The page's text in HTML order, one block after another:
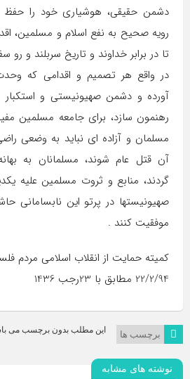
دشمن حقيقي، هوشياري خود را حفظ
رويه صحيح به نفع اسلام و مسلمين،
تا در برابر خداوند و تاريخ سربلند و رو
در واقع هر تصميم و اقدامي كه
آورده و دشمن صهيونيستي و
رهنمون سازد، براي جامعه مسلمين
مسلمان و آزاده اي نبايد به وضعي
آن قتل عام شوند، مسلمانان به
گردند، منابع و ثروت مسلمين عليه
صهيونيستها در پرتو اين نابساماني
موفقيت كنند .
كميته حمايت از انقلاب اسلامي مردم
22/2/94 مطابق با 23رجب 1436
برچسب ها این مطلب بدون برچسب می
نوشته های مشابه